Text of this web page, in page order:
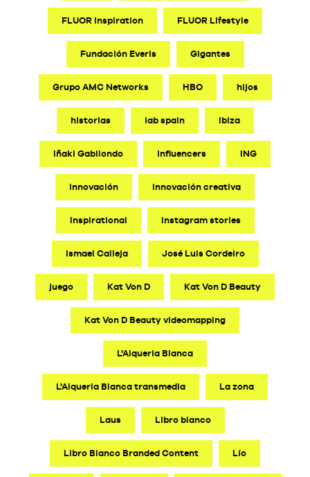
FLUOR Inspiration FLUOR Lifestyle
Fundación Everis Gigantes
Grupo AMC Networks HBO hijos
historias iab spain Ibiza
Iñaki Gabilondo influencers ING
innovación innovación creativa
Inspirational Instagram stories
Ismael Calleja José Luis Cordeiro
juego Kat Von D Kat Von D Beauty
Kat Von D Beauty videomapping
L'Alqueria Blanca
L'Alqueria Blanca transmedia La zona
Laus Libro blanco
Libro Blanco Branded Content Lío